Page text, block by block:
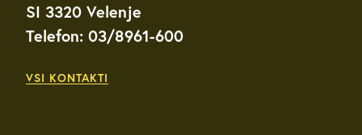
SI 3320 Velenje
Telefon: 03/8961-600
VSI KONTAKTI